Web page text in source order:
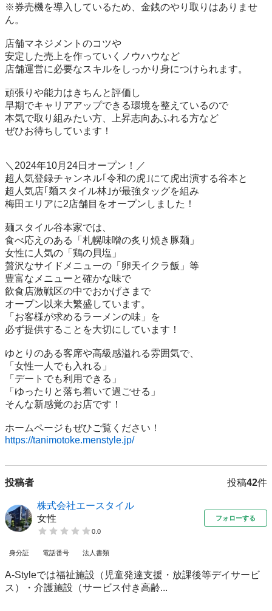
※券売機を導入しているため、金銭のやり取りはありませ
ん。
店舗マネジメントのコツや
安定した売上を作っていくノウハウなど
店舗運営に必要なスキルをしっかり身につけられます。
頑張りや能力はきちんと評価し
早期でキャリアアップできる環境を整えているので
本気で取り組みたい方、上昇志向あふれる方など
ぜひお待ちしています！
＼2024年10月24日オープン！／
超人気登録チャンネル｢令和の虎｣にて虎出演する谷本と
超人気店｢麺スタイル林｣が最強タッグを組み
梅田エリアに2店舗目をオープンしました！
麺スタイル谷本家では、
食べ応えのある「札幌味噌の炙り焼き豚麺」
女性に人気の「鶏の貝塩」
贅沢なサイドメニューの「卵天イクラ飯」等
豊富なメニューと確かな味で
飲食店激戦区の中でおかげさまで
オープン以来大繁盛しています。
「お客様が求めるラーメンの味」を
必ず提供することを大切にしています！
ゆとりのある客席や高級感溢れる雰囲気で、
「女性一人でも入れる」
「デートでも利用できる」
「ゆったりと落ち着いて過ごせる」
そんな新感覚のお店です！
https://tanimotoke.menstyle.jp/
投稿者 投稿42件
株式会社エースタイル
女性
0.0
フォローする
身分証 電話番号 法人書類
A-Styleでは福祉施設（児童発達支援・放課後等デイサービ
ス）・介護施設（サービス付き高齢...